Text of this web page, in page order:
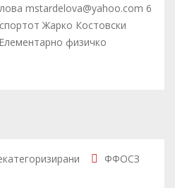
mstardelova@yahoo.com 6
Жарко Костовски
физичко
ФФОСЗ